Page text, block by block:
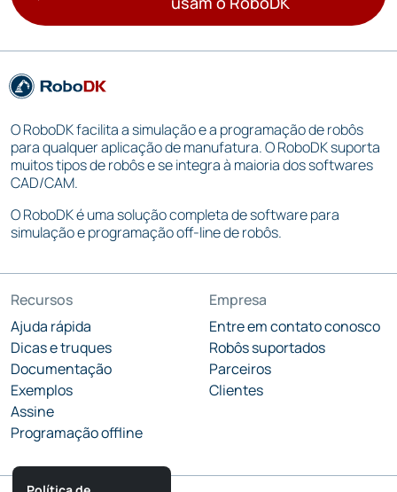
O RoboDK facilita a simulação e a programação de robôs
para qualquer aplicação de manufatura. O RoboDK suporta
muitos tipos de robôs e se integra à maioria dos softwares
CAD/CAM.
O RoboDK é uma solução completa de software para
simulação e programação off-line de robôs.
Recursos
Ajuda rápida
Dicas e truques
Documentação
Exemplos
Assine
Programação offline
Empresa
Entre em contato conosco
Robôs suportados
Parceiros
Clientes